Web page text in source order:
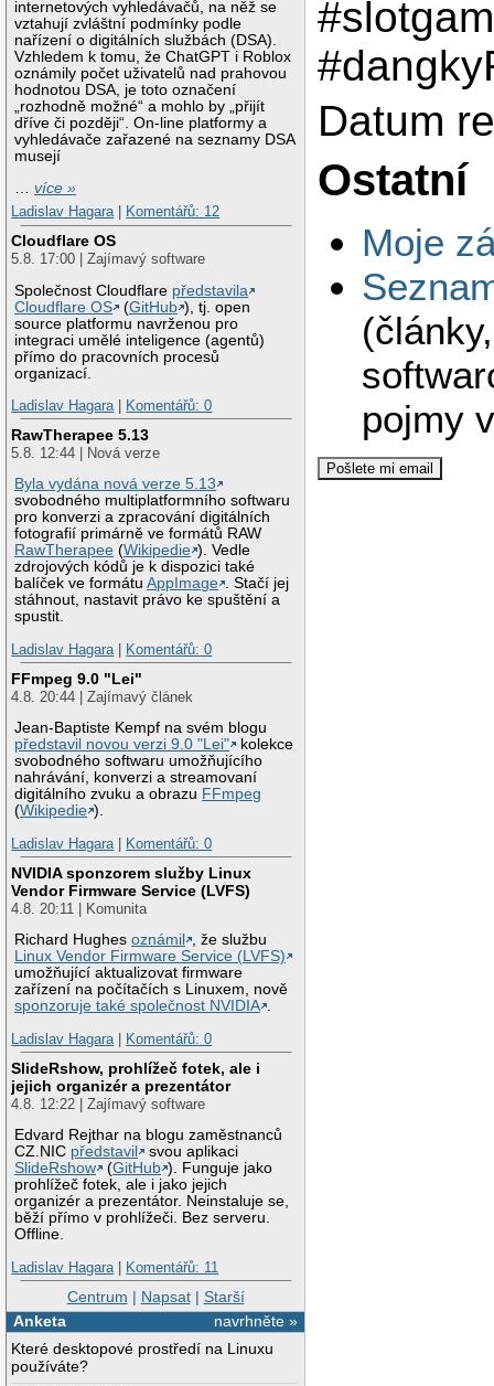
internetových vyhledávačů, na něž se
vztahují zvláštní podmínky podle
nařízení o digitálních službách (DSA).
Vzhledem k tomu, že ChatGPT i Roblox
oznámily počet uživatelů nad prahovou
hodnotou DSA, je toto označení
„rozhodně možné“ a mohlo by „přijít
dříve či později“. On-line platformy a
vyhledávače zařazené na seznamy DSA
musejí
…více »
Ladislav Hagara| Komentářů: 12
Cloudflare OS
5.8. 17:00 | Zajímavý software
Společnost Cloudflare představila
Cloudflare OS
(GitHub ), tj. open
source platformu navrženou pro
integraci umělé inteligence (agentů)
přímo do pracovních procesů
organizací.
Ladislav Hagara| Komentářů: 0
RawTherapee 5.13
5.8. 12:44 | Nová verze
Byla vydána nová verze 5.13
svobodného multiplatformního softwaru
pro konverzi a zpracování digitálních
fotografií primárně ve formátů RAW
RawTherapee (Wikipedie ). Vedle
zdrojových kódů je k dispozici také
balíček ve formátuAppImage . Stačí jej
stáhnout, nastavit právo ke spuštění a
spustit.
Ladislav Hagara| Komentářů: 0
FFmpeg 9.0 "Lei"
4.8. 20:44 | Zajímavý článek
Jean-Baptiste Kempf na svém blogu
představil novou verzi 9.0 "Lei"
kolekce
svobodného softwaru umožňujícího
nahrávání, konverzi a streamovaní
digitálního zvuku a obrazu FFmpeg
(Wikipedie ).
Ladislav Hagara| Komentářů: 0
NVIDIA sponzorem služby Linux
Vendor Firmware Service (LVFS)
4.8. 20:11 | Komunita
Richard Hughesoznámil
, že službu
Linux Vendor Firmware Service (LVFS)
umožňující aktualizovat firmware
zařízení na počítačích s Linuxem, nově
sponzoruje také společnost NVIDIA .
Ladislav Hagara| Komentářů: 0
SlideRshow, prohlížeč fotek, ale i
jejich organizér a prezentátor
4.8. 12:22 | Zajímavý software
Edvard Rejthar na blogu zaměstnanců
CZ.NIC představil
svou aplikaci
SlideRshow
(GitHub ). Funguje jako
prohlížeč fotek, ale i jako jejich
organizér a prezentátor. Neinstaluje se,
běží přímo v prohlížeči. Bez serveru.
Offline.
Ladislav Hagara| Komentářů: 11
Centrum | Napsat| Starší
navrhněte »
Anketa
Které desktopové prostředí na Linuxu
používáte?
Datum
Ostatní
Moje
pojmy